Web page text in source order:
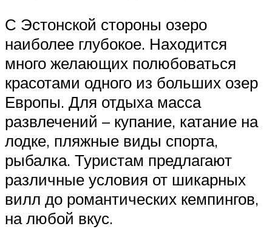
С Эстонской стороны озеро
наиболее глубокое. Находится
много желающих полюбоваться
красотами одного из больших озер
Европы. Для отдыха масса
развлечений – купание, катание на
лодке, пляжные виды спорта,
рыбалка. Туристам предлагают
различные условия от шикарных
вилл до романтических кемпингов,
на любой вкус.